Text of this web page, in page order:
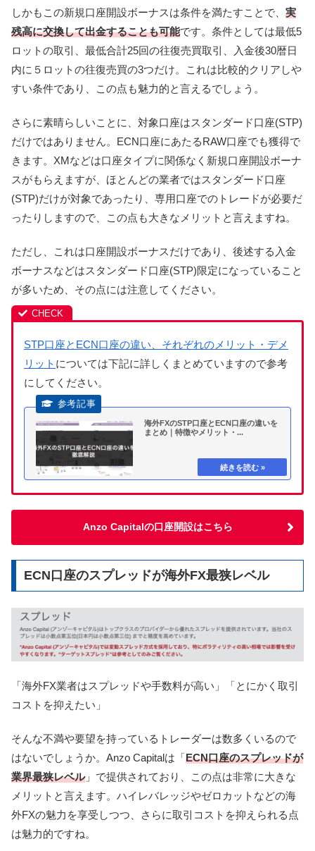
しかもこの新規口座開設ボーナスは条件を満たすことで、 実
残高に交換して出金することも可能です。条件としては最低5
ロットの取引、最低合計25回の往復売買取引、入金後30暦日
内に５ロットの往復売買の3つだけ。これは比較的クリアしや
すい条件であり、この点も魅力的と言えるでしょう。
さらに素晴らしいことに、対象口座はスタンダード口座(STP)
だけではありません。ECN口座にあたるRAW口座でも獲得で
きます。XMなどは口座タイプに関係なく新規口座開設ボーナ
スがもらえますが、ほとんどの業者ではスタンダード口座
(STP)だけが対象であったり、専用口座でのトレードが必要だ
ったりしますので、この点も大きなメリットと言えますね。
ただし、これは口座開設ボーナスだけであり、後述する入金
ボーナスなどはスタンダード口座(STP)限定になっていること
が多いため、その点には注意してください。
STP口座とECN口座の違い、それぞれのメリット・デメ
リット については下記に詳しくまとめていますので参考
にしてください。
海外FXのSTP口座とECN口座の違いを
まとめ｜特徴やメリット・...
Anzo Capitalの口座開設はこちら
ECN口座のスプレッドが海外FX最狭レベル
「海外FX業者はスプレッドや手数料が高い」
「とにかく取引
コストを抑えたい」
そんな不満や要望を持っているトレーダーは数多くいるので
はないでしょうか。Anzo Capitalは「 ECN口座のスプレッドが
業界最狭レベル」で提供されており、この点は非常に大きな
メリットと言えます。 ハイレバレッジやゼロカットなどの海
外FXの魅力を享受しつつ、さらに取引コストを抑えられる点
は魅力的ですね。